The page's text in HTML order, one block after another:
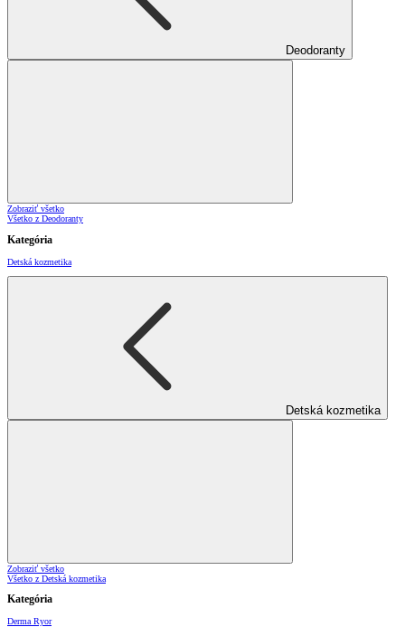
Deodoranty
Zobraziť všetko
Všetko z Deodoranty
Kategória
Detská kozmetika
Detská kozmetika
Zobraziť všetko
Všetko z Detská kozmetika
Kategória
Derma Ryor